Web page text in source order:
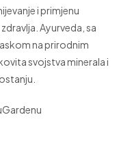
i primjenu
Ayurveda, sa
na prirodnim
svojstva minerala i